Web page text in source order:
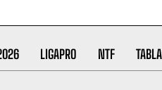
LIGAPRO NTF